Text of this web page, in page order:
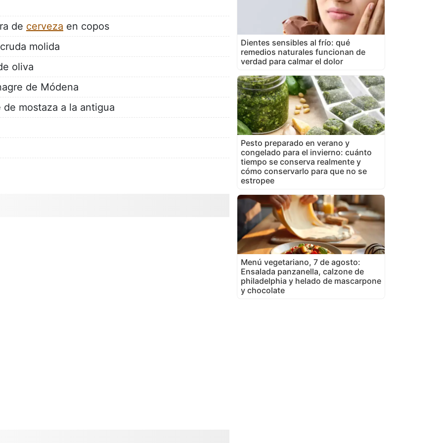
de cerveza en copos
molida
oliva
de Módena
mostaza a la antigua
Dientes sensibles al frío: qué
remedios naturales funcionan de
verdad para calmar el dolor
Pesto preparado en verano y
congelado para el invierno: cuánto
tiempo se conserva realmente y
cómo conservarlo para que no se
estropee
Menú vegetariano, 7 de agosto:
Ensalada panzanella, calzone de
philadelphia y helado de mascarpone
y chocolate